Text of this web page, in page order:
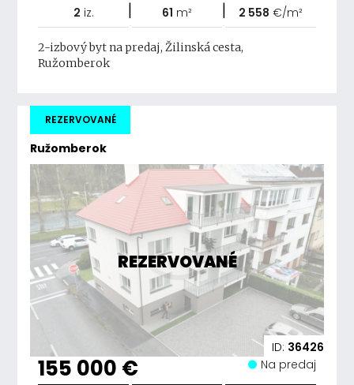
2 iz. | 61 m² | 2 558 €/m²
2-izbový byt na predaj, Žilinská cesta,
Ružomberok
Ružomberok
REZERVOVANÉ
REZERVOVANÉ
ID: 36426
155 000 € Na predaj